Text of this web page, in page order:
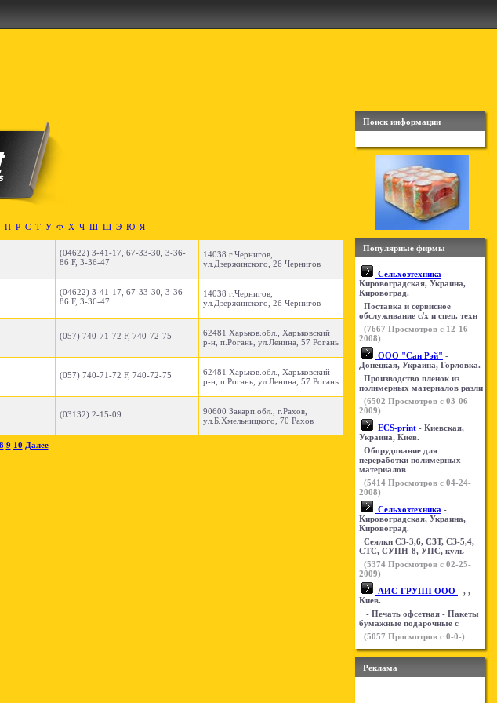
П Р С Т У Ф Х Ч Ш Щ Э Ю Я
(04622) 3-41-17, 67-33-30, 3-36-
86 F, 3-36-47
14038 г.Чернигов,
ул.Дзержинского, 26 Чернигов
(04622) 3-41-17, 67-33-30, 3-36-
86 F, 3-36-47
14038 г.Чернигов,
ул.Дзержинского, 26 Чернигов
(057) 740-71-72 F, 740-72-75
62481 Харьков.обл., Харьковский
р-н, п.Рогань, ул.Ленина, 57 Рогань
(057) 740-71-72 F, 740-72-75
62481 Харьков.обл., Харьковский
р-н, п.Рогань, ул.Ленина, 57 Рогань
(03132) 2-15-09
90600 Закарп.обл., г.Рахов,
ул.Б.Хмельницкого, 70 Рахов
8 9 10 Далее
Поиск информации
Популярные фирмы
Сельхозтехника -
Кировоградская, Украина,
Кировоград.
Поставка и сервисное
обслуживание с/х и спец. техн
(7667 Просмотров с 12-16-
2008)
ООО "Сан Рэй" -
Донецкая, Украина, Горловка.
Производство пленок из
полимерных материалов разли
(6502 Просмотров с 03-06-
2009)
ECS-print - Киевская,
Украина, Киев.
Оборудование для
переработки полимерных
материалов
(5414 Просмотров с 04-24-
2008)
Сельхозтехника -
Кировоградская, Украина,
Кировоград.
Сеялки СЗ-3,6, СЗТ, СЗ-5,4,
СТС, СУПН-8, УПС, куль
(5374 Просмотров с 02-25-
2009)
АИС-ГРУПП ООО - , ,
Киев.
- Печать офсетная - Пакеты
бумажные подарочные с
(5057 Просмотров с 0-0-)
Реклама